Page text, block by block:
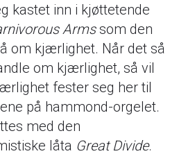
kastet inn i kjøttetende
Armssom den
om kjærlighet. Når det så
om kjærlighet, så vil
fester seg her til
på hammond-orgelet.
med den
låta Great Divide.